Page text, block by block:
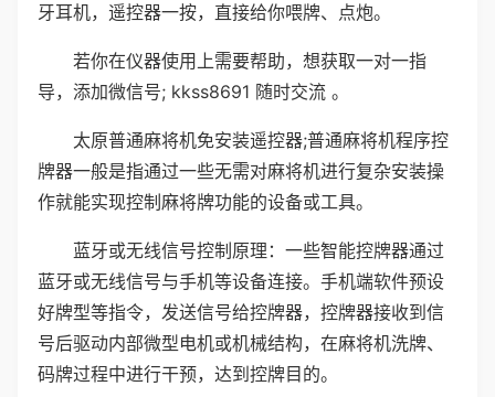
牙耳机，遥控器一按，直接给你喂牌、点炮。
若你在仪器使用上需要帮助，想获取一对一指
导，添加微信号; kkss8691 随时交流 。
太原普通麻将机免安装遥控器;普通麻将机程序控
牌器一般是指通过一些无需对麻将机进行复杂安装操
作就能实现控制麻将牌功能的设备或工具。
蓝牙或无线信号控制原理：一些智能控牌器通过
蓝牙或无线信号与手机等设备连接。手机端软件预设
好牌型等指令，发送信号给控牌器，控牌器接收到信
号后驱动内部微型电机或机械结构，在麻将机洗牌、
码牌过程中进行干预，达到控牌目的。